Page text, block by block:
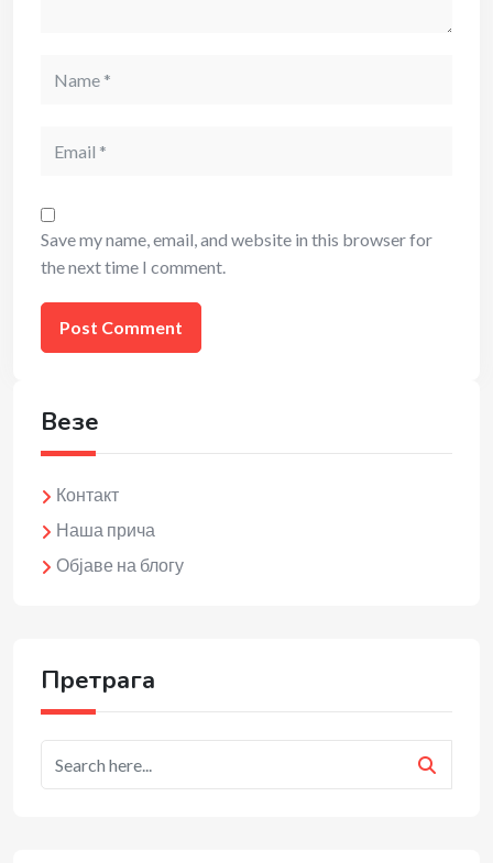
Save my name, email, and website in this browser for
the next time I comment.
Везе
Контакт
Наша прича
Објаве на блогу
Претрага